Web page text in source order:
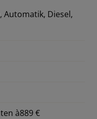
Automatik, Diesel,
à889 €